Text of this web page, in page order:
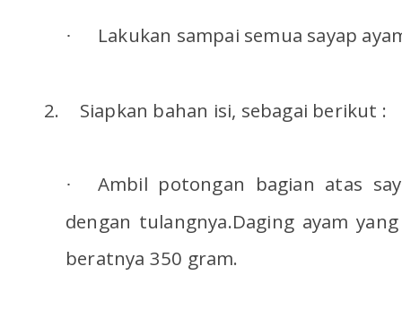
· Lakukan sampai semua sayap
2. Siapkan bahan isi, sebagai berikut :
·
Ambil potongan bagian atas
dengan tulangnya.Daging ayam
beratnya 350 gram.